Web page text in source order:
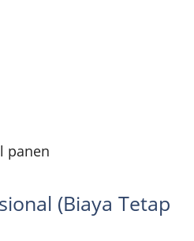
panen
(Biaya Tetap